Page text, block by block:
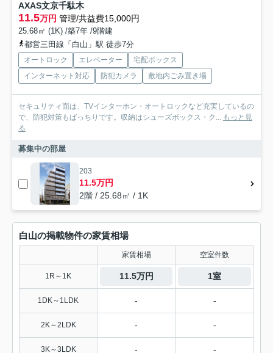
AXAS文京千駄木
11.5万円 管理/共益費15,000円
25.68㎡ (1K) /築7年 /9階建
都営三田線「白山」駅 徒歩7分
オートロック エレベーター
宅配ボックス
インターネット対応
防犯カメラ 敷地内ごみ置き場
セキュリティ面は、TVインターホン・オートロックなど充実しているの
で、防犯対策もばっちりです。収納はシューズボックス・ク... もっと見
る
募集中の部屋
203
11.5万円
2階 / 25.68㎡ / 1K
白山の掲載物件の家賃相場
家賃相場 空室件数
1R～1K 11.5万円 1室
1DK～1LDK - -
2K～2LDK - -
3K～3LDK - -